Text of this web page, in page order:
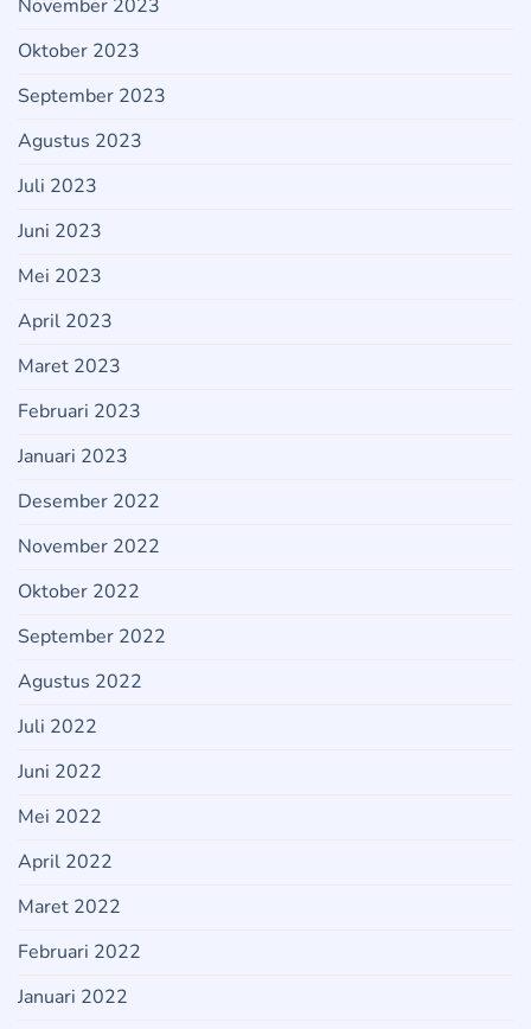
November 2023
Oktober 2023
September 2023
Agustus 2023
Juli 2023
Juni 2023
Mei 2023
April 2023
Maret 2023
Februari 2023
Januari 2023
Desember 2022
November 2022
Oktober 2022
September 2022
Agustus 2022
Juli 2022
Juni 2022
Mei 2022
April 2022
Maret 2022
Februari 2022
Januari 2022